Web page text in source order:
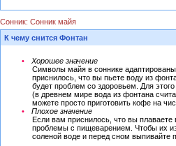
Сонник: Сонник майя
К чему снится Фонтан
Хорошее значение
Символы майя в соннике
приснилось, что вы пьете воду из
будет проблем со здоровьем. Для
(в древнем мире вода из фонтана
можете просто приготовить кофе на
Плохое значение
Если вам приснилось, что вы плаваете
проблемы с пищеварением. Чтобы их
соленой воде и перед сном выпивайте